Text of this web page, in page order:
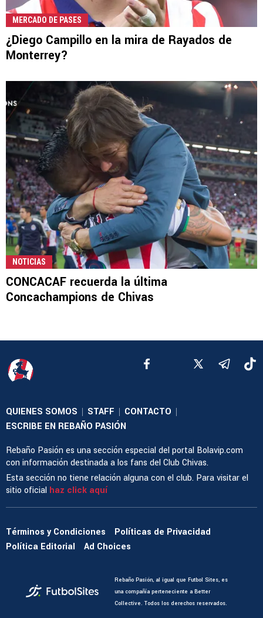
MERCADO DE PASES
¿Diego Campillo en la mira de Rayados de
Monterrey?
NOTICIAS
CONCACAF recuerda la última
Concachampions de Chivas
QUIENES SOMOS | STAFF | CONTACTO |
ESCRIBE EN REBAÑO PASIÓN
Rebaño Pasión es una sección especial del portal Bolavip.com
con información destinada a los fans del Club Chivas.
Esta sección no tiene relación alguna con el club. Para visitar el
sitio oficial haz click aquí
Términos y Condiciones
Políticas de Privacidad
Política Editorial
Ad Choices
Rebaño Pasión, al igual que Futbol Sites, es
una compañía perteneciente a Better
Collective. Todos los derechos reservados.